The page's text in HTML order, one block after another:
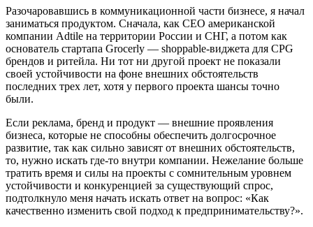
Разочаровавшись в коммуникационной части бизнесе, я начал
заниматься продуктом. Сначала, как CEO американской
компании Adtile на территории России и СНГ, а потом как
основатель стартапа Grocerly — shoppable-виджета для CPG
брендов и ритейла. Ни тот ни другой проект не показали
своей устойчивости на фоне внешних обстоятельств
последних трех лет, хотя у первого проекта шансы точно
были.
Если реклама, бренд и продукт — внешние проявления
бизнеса, которые не способны обеспечить долгосрочное
развитие, так как сильно зависят от внешних обстоятельств,
то, нужно искать где-то внутри компании. Нежелание больше
тратить время и силы на проекты с сомнительным уровнем
устойчивости и конкуренцией за существующий спрос,
подтолкнуло меня начать искать ответ на вопрос: «Как
качественно изменить свой подход к предпринимательству?».